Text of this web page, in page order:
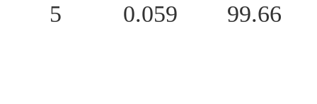
5
0.059 99.66